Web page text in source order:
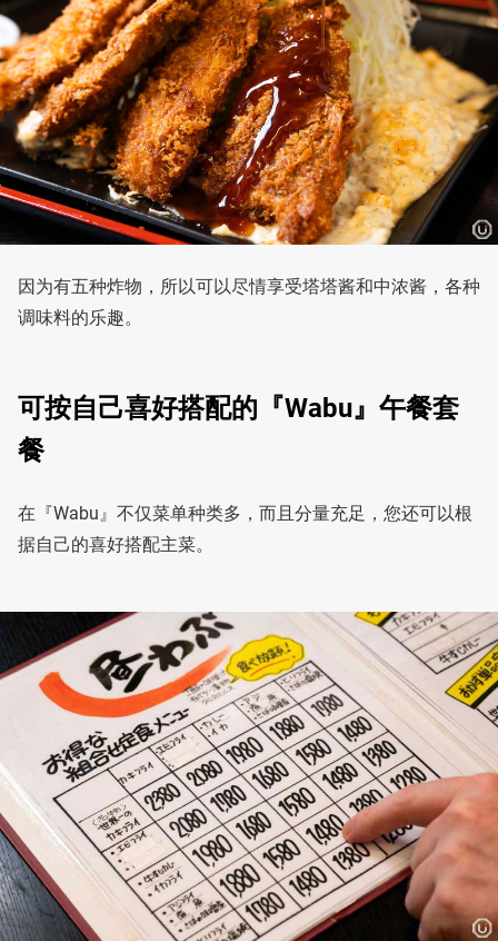
因为有五种炸物，所以可以尽情享受塔塔酱和中浓酱，各种
调味料的乐趣。
可按自己喜好搭配的『Wabu』午餐套
餐
在『Wabu』不仅菜单种类多，而且分量充足，您还可以根
据自己的喜好搭配主菜。